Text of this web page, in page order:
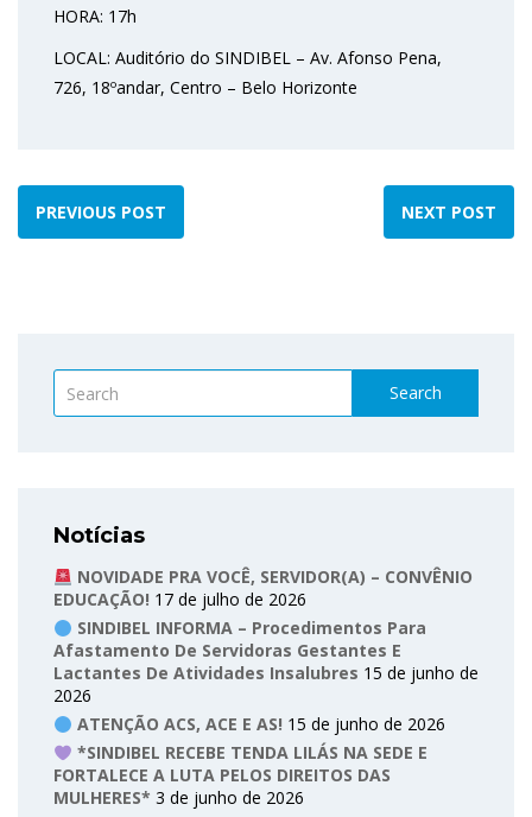
HORA: 17h
LOCAL: Auditório do SINDIBEL – Av. Afonso Pena,
726, 18ºandar, Centro – Belo Horizonte
PREVIOUS POST NEXT POST
Search
Notícias
NOVIDADE PRA VOCÊ, SERVIDOR(A) – CONVÊNIO
EDUCAÇÃO! 17 de julho de 2026
SINDIBEL INFORMA – Procedimentos Para
Afastamento De Servidoras Gestantes E
Lactantes De Atividades Insalubres 15 de junho de
2026
ATENÇÃO ACS, ACE E AS! 15 de junho de 2026
*SINDIBEL RECEBE TENDA LILÁS NA SEDE E
FORTALECE A LUTA PELOS DIREITOS DAS
MULHERES* 3 de junho de 2026